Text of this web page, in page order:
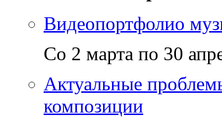
Видеопортфолио
Со 2 марта по 30
Актуальные
композиции